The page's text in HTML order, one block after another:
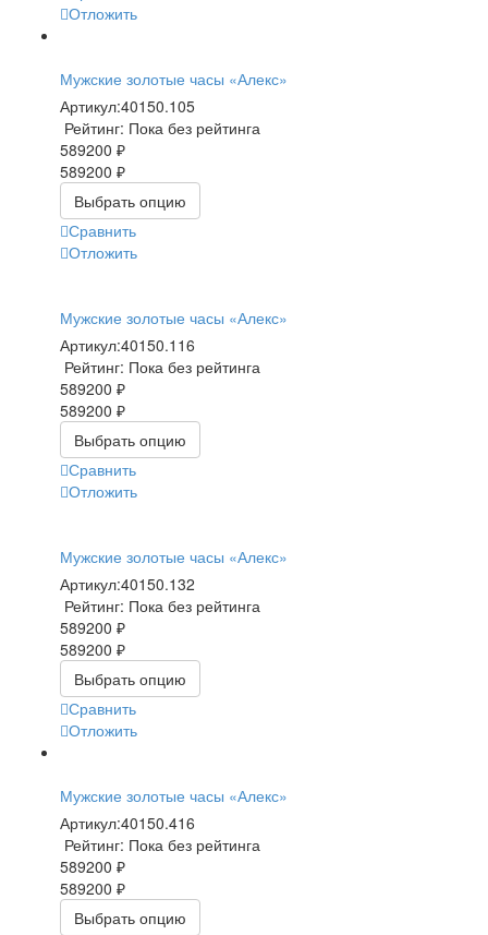
Отложить
Мужские золотые часы «Алекс»
Артикул:40150.105
Рейтинг: Пока без рейтинга
589200 ₽
589200 ₽
Выбрать опцию
Сравнить
Отложить
Мужские золотые часы «Алекс»
Артикул:40150.116
Рейтинг: Пока без рейтинга
589200 ₽
589200 ₽
Выбрать опцию
Сравнить
Отложить
Мужские золотые часы «Алекс»
Артикул:40150.132
Рейтинг: Пока без рейтинга
589200 ₽
589200 ₽
Выбрать опцию
Сравнить
Отложить
Мужские золотые часы «Алекс»
Артикул:40150.416
Рейтинг: Пока без рейтинга
589200 ₽
589200 ₽
Выбрать опцию